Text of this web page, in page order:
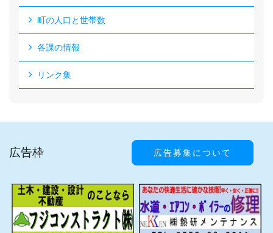
町の人口と世帯数
各課の情報
リンク集
広告枠 広告募集について